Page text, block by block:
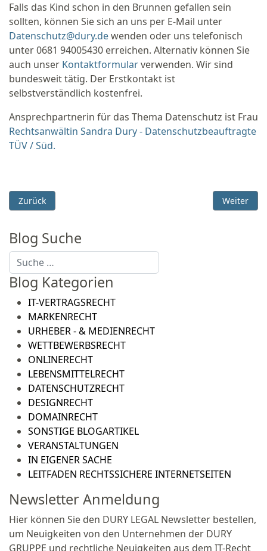
Falls das Kind schon in den Brunnen gefallen sein
sollten, können Sie sich an uns per E-Mail unter
Datenschutz@dury.dewenden oder uns telefonisch
unter 0681 94005430 erreichen. Alternativ können Sie
auch unser Kontaktformularverwenden. Wir sind
bundesweit tätig. Der Erstkontakt ist
selbstverständlich kostenfrei.
Ansprechpartnerin für das Thema Datenschutz ist Frau
Rechtsanwältin Sandra Dury - Datenschutzbeauftragte
TÜV / Süd.
Vorheriger Beitrag: Gesetz zur Verbesserung der
Zurück Nächster
Weiter
Blog Suche
Suchen
Blog Kategorien
IT-VERTRAGSRECHT
MARKENRECHT
URHEBER - & MEDIENRECHT
WETTBEWERBSRECHT
ONLINERECHT
LEBENSMITTELRECHT
DATENSCHUTZRECHT
DESIGNRECHT
DOMAINRECHT
SONSTIGE BLOGARTIKEL
VERANSTALTUNGEN
IN EIGENER SACHE
LEITFADEN RECHTSSICHERE INTERNETSEITEN
Newsletter Anmeldung
Hier können Sie den DURY LEGAL Newsletter bestellen,
um Neuigkeiten von den Unternehmen der DURY
GRUPPE und rechtliche Neuigkeiten aus dem IT-Recht